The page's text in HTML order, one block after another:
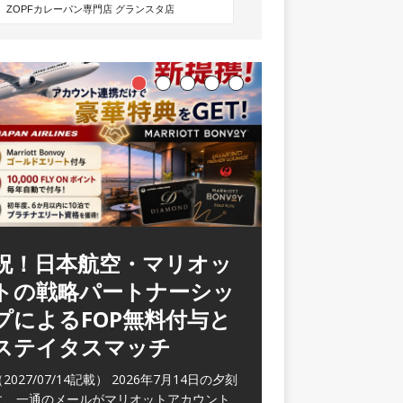
！日本航空・マリオッ
の戦略パートナーシッ
によるFOP無料付与と
テイタスマッチ
2027/07/14記載） 2026年7月14日の夕刻
、一通のメールがマリオットアカウント